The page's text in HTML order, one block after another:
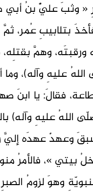
« وثبَ عليٌّ بنُ أبي
بتلابيبِ عُمر،
ورقبتَه، وهمَّ
اللهُ عليهِ وآله)،
فقالَ: يا ابنَ
اللهُ عليهِ وآله)
وعهدٌ عهدَه إليَّ
بيتي »، فالأمرُ
وهوَ لزومُ